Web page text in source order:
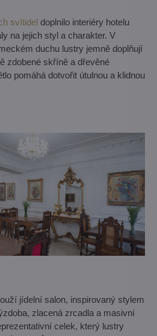
svítidel doplnilo interiéry hotelu
na jejich styl a charakter. V
duchu lustry jemně doplňují
zdobené skříně a dřevěné
pomáhá dotvořit útulnou a klidnou
jídelní salon, inspirovaný stylem
zlacená zrcadla a masivní
celek, který lustry